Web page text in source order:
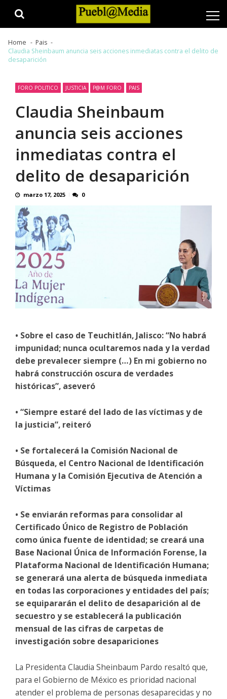
Home
Pais
Claudia Sheinbaum anuncia seis acciones inmediatas contra el delito de
desaparición
FORO POLITICO JUSTICIA P@M FORO PAIS
Claudia Sheinbaum
anuncia seis acciones
inmediatas contra el
delito de desaparición
marzo 17, 2025 0
• Sobre el caso de Teuchitlán, Jalisco: “No habrá
impunidad; nunca ocultaremos nada y la verdad
debe prevalecer siempre (…) En mi gobierno no
habrá construcción oscura de verdades
históricas”, aseveró
• “Siempre estaré del lado de las víctimas y de
la justicia”, reiteró
• Se fortalecerá la Comisión Nacional de
Búsqueda, el Centro Nacional de Identificación
Humana y la Comisión Ejecutiva de Atención a
Víctimas
• Se enviarán reformas para consolidar al
Certificado Único de Registro de Población
como única fuente de identidad; se creará una
Base Nacional Única de Información Forense, la
Plataforma Nacional de Identificación Humana;
se generará una alerta de búsqueda inmediata
en todas las corporaciones y entidades del país;
se equipararán el delito de desaparición al de
secuestro y se establecerá la publicación
mensual de las cifras de carpetas de
investigación sobre desapariciones
La Presidenta Claudia Sheinbaum Pardo resaltó que,
para el Gobierno de México es prioridad nacional
atender el problema de personas desaparecidas y no